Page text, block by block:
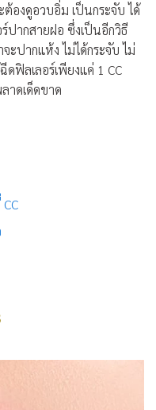
องดูอวบอิ่ม เป็นกระจับ ได้
ปากสายฝอ ซึ่งเป็นอีกวิธี
ะปากแห้ง ไม่ได้กระจับ ไม่
ฟิลเลอร์เพียงแค่ 1 CC
ดเด็ดขาด